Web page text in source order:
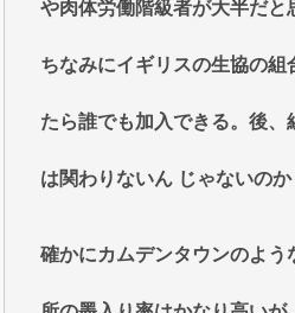
や肉体労働階級者が大半だと
ちなみにイギリスの生協の組
たら誰でも加入できる。後、
は関わりないん じゃないのか
確かにカムデンタウンのよう